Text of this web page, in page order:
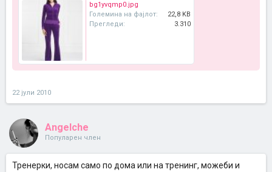
bg1yvqmp0.jpg
Големина на фајлот:
22,8 KB
Прегледи:
3.310
22 јули 2010
Angelche
Популарен член
Тренерки, носам само по дома или на тренинг, можеби и